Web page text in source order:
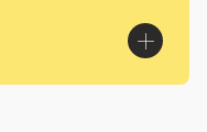
plus